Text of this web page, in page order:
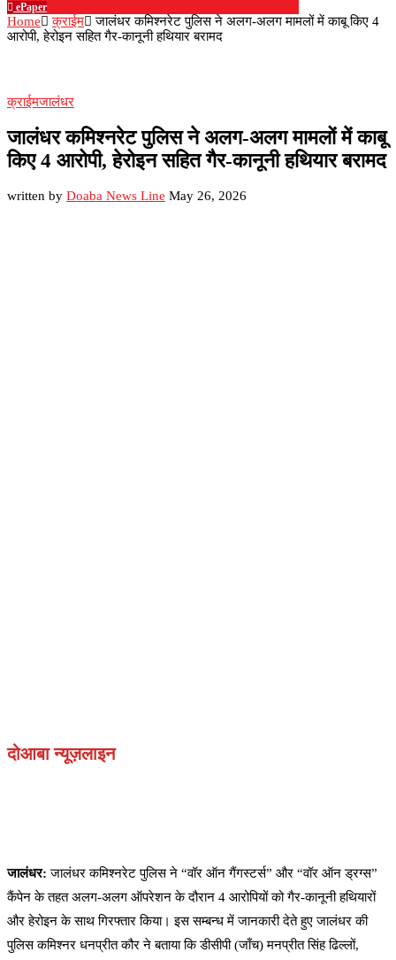
ePaper
Home क्राईम
जालंधर कमिश्नरेट पुलिस ने अलग-अलग मामलों में काबू किए 4
आरोपी, हेरोइन सहित गैर-कानूनी हथियार बरामद
क्राईमजालंधर
जालंधर कमिश्नरेट पुलिस ने अलग-अलग मामलों में काबू
किए 4 आरोपी, हेरोइन सहित गैर-कानूनी हथियार बरामद
written by Doaba News Line May 26, 2026
दोआबा न्यूज़लाइन
जालंधर:जालंधर कमिश्नरेट पुलिस ने “वॉर ऑन गैंगस्टर्स” और “वॉर ऑन ड्रग्स”
कैंपेन के तहत अलग-अलग ऑपरेशन के दौरान 4 आरोपियों को गैर-कानूनी हथियारों
और हेरोइन के साथ गिरफ्तार किया। इस सम्बन्ध में जानकारी देते हुए जालंधर की
पुलिस कमिश्नर धनप्रीत कौर ने बताया कि डीसीपी (जाँच) मनप्रीत सिंह ढिल्लों,